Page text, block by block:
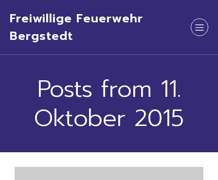
Freiwillige Feuerwehr
Bergstedt
Posts from 11.
Oktober 2015